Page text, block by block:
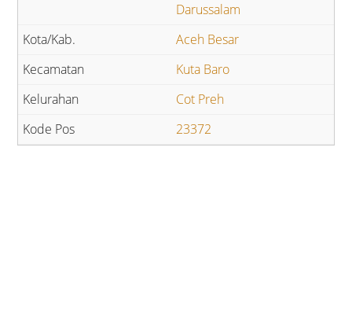
Darussalam
Aceh Besar
Kuta Baro
Cot Preh
23372